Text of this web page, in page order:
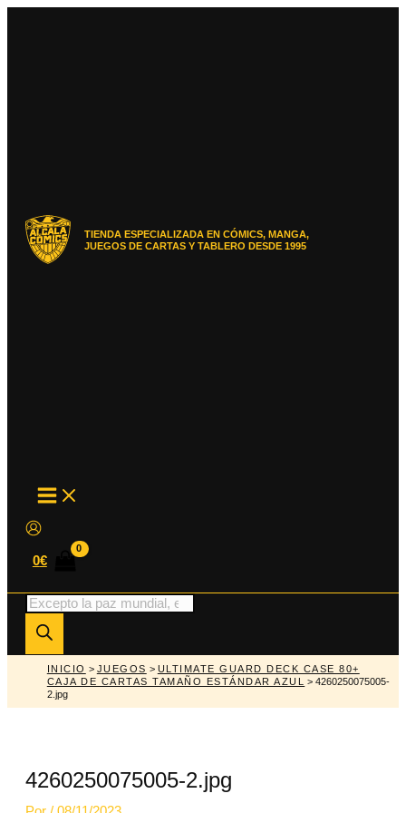
TIENDA ESPECIALIZADA EN CÓMICS, MANGA,
JUEGOS DE CARTAS Y TABLERO DESDE 1995
MAIN
MENU
0€
Búsqueda
de
productos
INICIO > JUEGOS > ULTIMATE GUARD DECK CASE 80+
CAJA DE CARTAS TAMAÑO ESTÁNDAR AZUL
> 4260250075005-
2.jpg
4260250075005-2.jpg